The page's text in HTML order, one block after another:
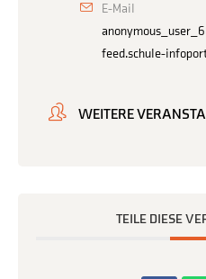
E-Mail
feed.schule-
WEITERE
TEILE DIESE